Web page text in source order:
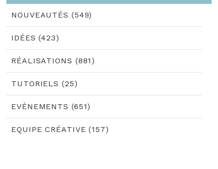
NOUVEAUTÉS (549)
IDÉES (423)
RÉALISATIONS (881)
TUTORIELS (25)
EVÈNEMENTS (651)
EQUIPE CRÉATIVE (157)